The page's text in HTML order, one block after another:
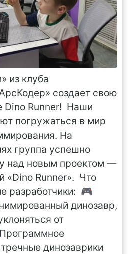
из клуба
создает свою
Dino Runner! Наши
погружаться в мир
На
группа успешно
над новым проектом —
«Dino Runner». Что
разработчики: 🎮
динозавр,
от
динозаврики